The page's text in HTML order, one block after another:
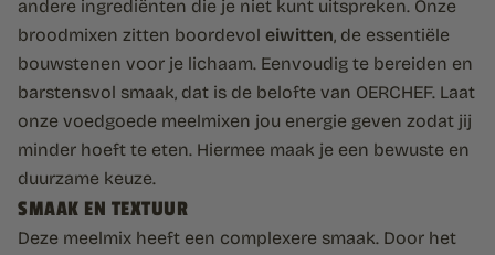
andere ingrediënten die je niet kunt uitspreken. Onze
broodmixen zitten boordevol eiwitten, de essentiële
bouwstenen voor je lichaam. Eenvoudig te bereiden en
barstensvol smaak, dat is de belofte van OERCHEF. Laat
onze voedgoede meelmixen jou energie geven zodat jij
minder hoeft te eten. Hiermee maak je een bewuste en
duurzame keuze.
SMAAK EN TEXTUUR
Deze meelmix heeft een complexere smaak. Door het